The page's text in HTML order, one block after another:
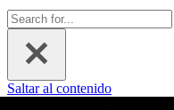
Buscar...
Saltar al contenido